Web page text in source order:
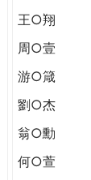
e
r
e
王○翔
周○壹
游○箴
劉○杰
翁○勳
何○萱